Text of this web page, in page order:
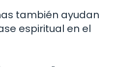
también ayudan
espiritual en el